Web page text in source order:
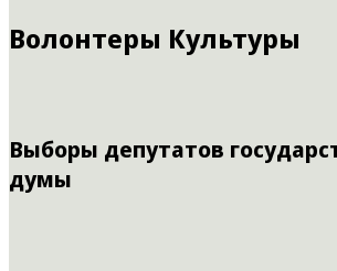
Волонтеры Культуры
Выборы депутатов
думы